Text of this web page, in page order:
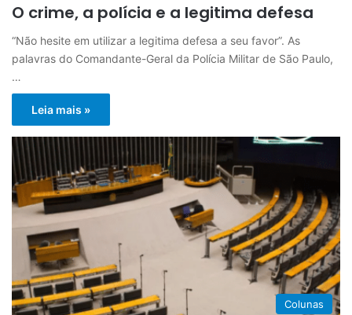
O crime, a polícia e a legitima defesa
“Não hesite em utilizar a legitima defesa a seu favor”. As
palavras do Comandante-Geral da Polícia Militar de São Paulo,
…
Leia mais »
Colunas